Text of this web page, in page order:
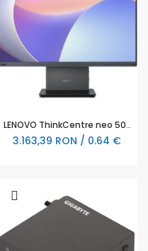
LENOVO ThinkCentre neo 50a G5 AIO Intel Core i7-13620H 23.8inch 16GB 512GB SSD DOS 3Y - 12SC000PBL
3.163,39 RON / 0.64 €